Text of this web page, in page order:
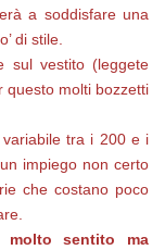
a soddisfare una
di stile.
sul vestito (leggete
questo molti bozzetti
variabile tra i 200 e i
impiego non certo
che costano poco
molto sentito ma